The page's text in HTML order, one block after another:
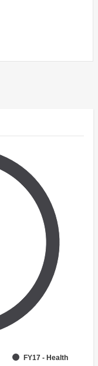
FY17 - Health